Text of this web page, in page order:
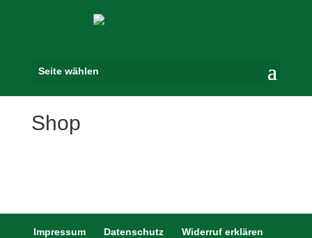
Seite wählen
Shop
Impressum Datenschutz Widerruf erklären